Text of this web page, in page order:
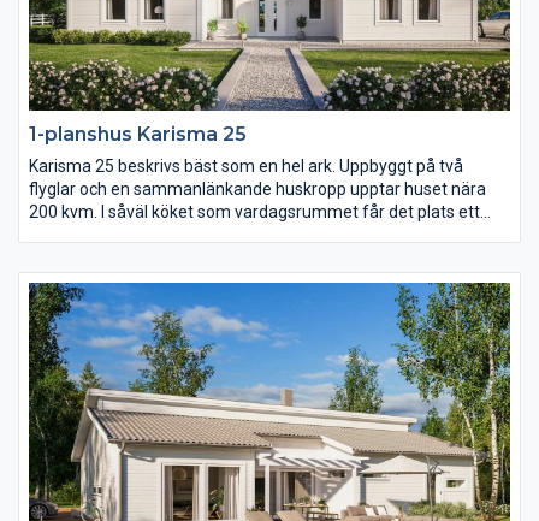
1-planshus Karisma 25
Karisma 25 beskrivs bäst som en hel ark. Uppbyggt på två
flyglar och en sammanlänkande huskropp upptar huset nära
200 kvm. I såväl köket som vardagsrummet får det plats ett
på hela 23 kvm med utgång till den öppna innergården på
trädgårdssidan.